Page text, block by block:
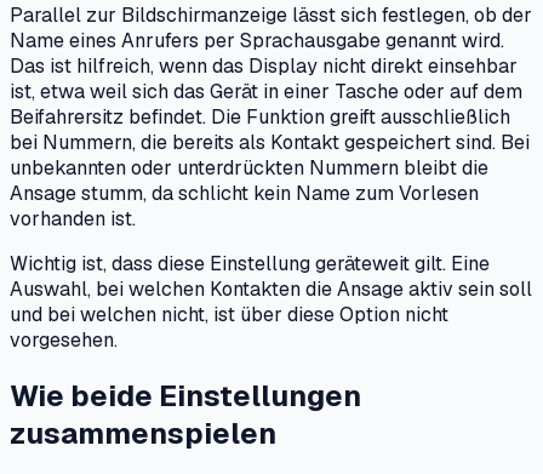
Parallel zur Bildschirmanzeige lässt sich festlegen, ob der
Name eines Anrufers per Sprachausgabe genannt wird.
Das ist hilfreich, wenn das Display nicht direkt einsehbar
ist, etwa weil sich das Gerät in einer Tasche oder auf dem
Beifahrersitz befindet. Die Funktion greift ausschließlich
bei Nummern, die bereits als Kontakt gespeichert sind. Bei
unbekannten oder unterdrückten Nummern bleibt die
Ansage stumm, da schlicht kein Name zum Vorlesen
vorhanden ist.
Wichtig ist, dass diese Einstellung geräteweit gilt. Eine
Auswahl, bei welchen Kontakten die Ansage aktiv sein soll
und bei welchen nicht, ist über diese Option nicht
vorgesehen.
Wie beide Einstellungen
zusammenspielen